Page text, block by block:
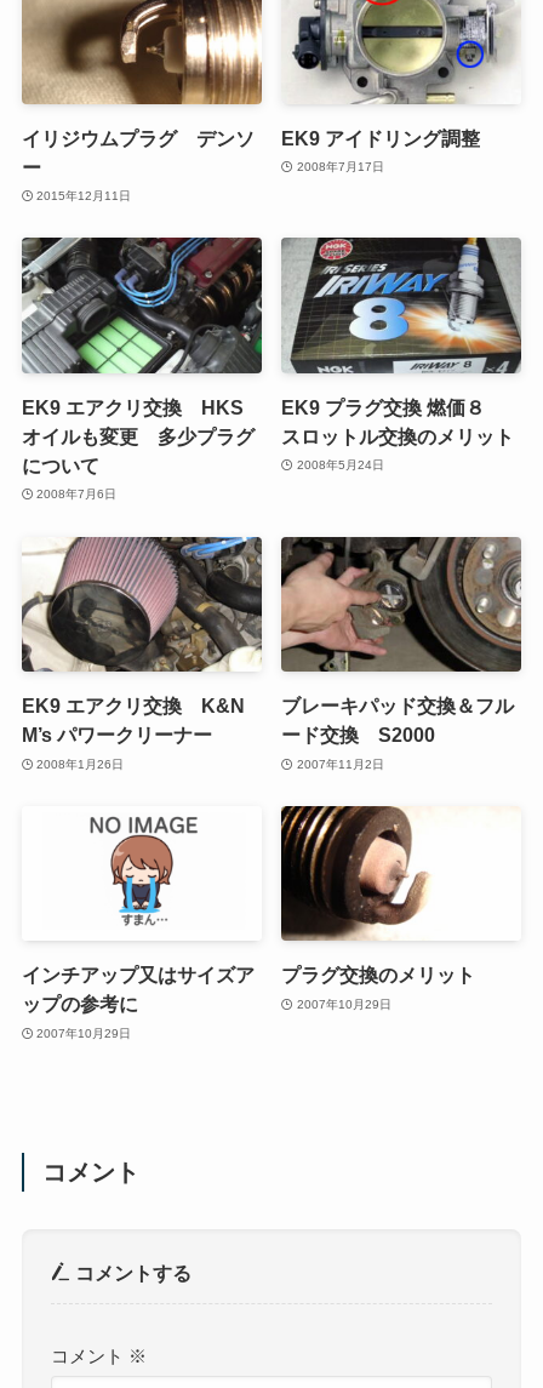
イリジウムプラグ デンソ
ー
2015年12月11日
EK9 アイドリング調整
2008年7月17日
EK9 エアクリ交換 HKS
オイルも変更 多少プラグ
について
2008年7月6日
EK9 プラグ交換 燃価８
スロットル交換のメリット
2008年5月24日
EK9 エアクリ交換 K&N
M’s パワークリーナー
2008年1月26日
ブレーキパッド交換＆フル
ード交換 S2000
2007年11月2日
インチアップ又はサイズア
ップの参考に
2007年10月29日
プラグ交換のメリット
2007年10月29日
コメント
コメントする
コメント ※